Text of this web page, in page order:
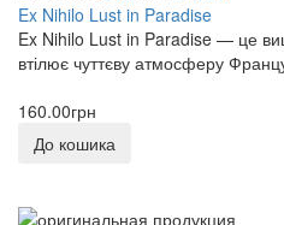
Ex Nihilo Lust in Paradise
Ex Nihilo Lust in Paradise — це
втілює чуттєву атмосферу
160.00грн
До кошика